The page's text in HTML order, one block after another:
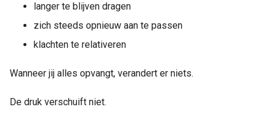
langer te blijven dragen
zich steeds opnieuw aan te passen
klachten te relativeren
Wanneer jij alles opvangt, verandert er niets.
De druk verschuift niet.